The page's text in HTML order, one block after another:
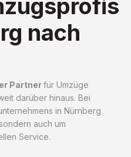
nach
Partnerfür Umzüge
darüber hinaus. Bei
in Nürnberg
auch um
Service.